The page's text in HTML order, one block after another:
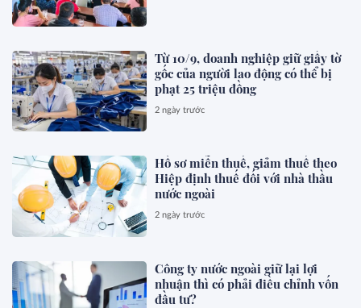
Từ 10/9, doanh nghiệp giữ giấy tờ
gốc của người lao động có thể bị
phạt 25 triệu đồng
2 ngày trước
Hồ sơ miễn thuế, giảm thuế theo
Hiệp định thuế đối với nhà thầu
nước ngoài
2 ngày trước
Công ty nước ngoài giữ lại lợi
nhuận thì có phải điều chỉnh vốn
đầu tư?